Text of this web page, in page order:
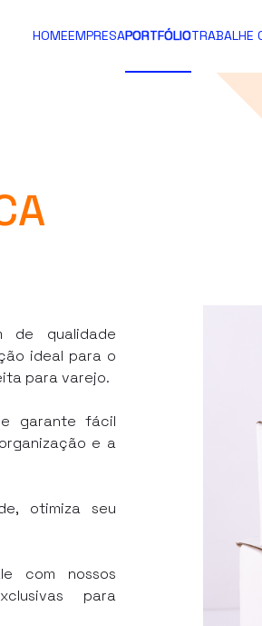
HOMEEMPRESAPORTFÓLIOTRABALHE
de qualidade
ideal para o
para varejo.
garante fácil
e a
otimiza seu
com nossos
para